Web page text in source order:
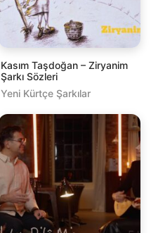
Kasım Taşdoğan – Ziryanim
Şarkı Sözleri
Yeni Kürtçe Şarkılar